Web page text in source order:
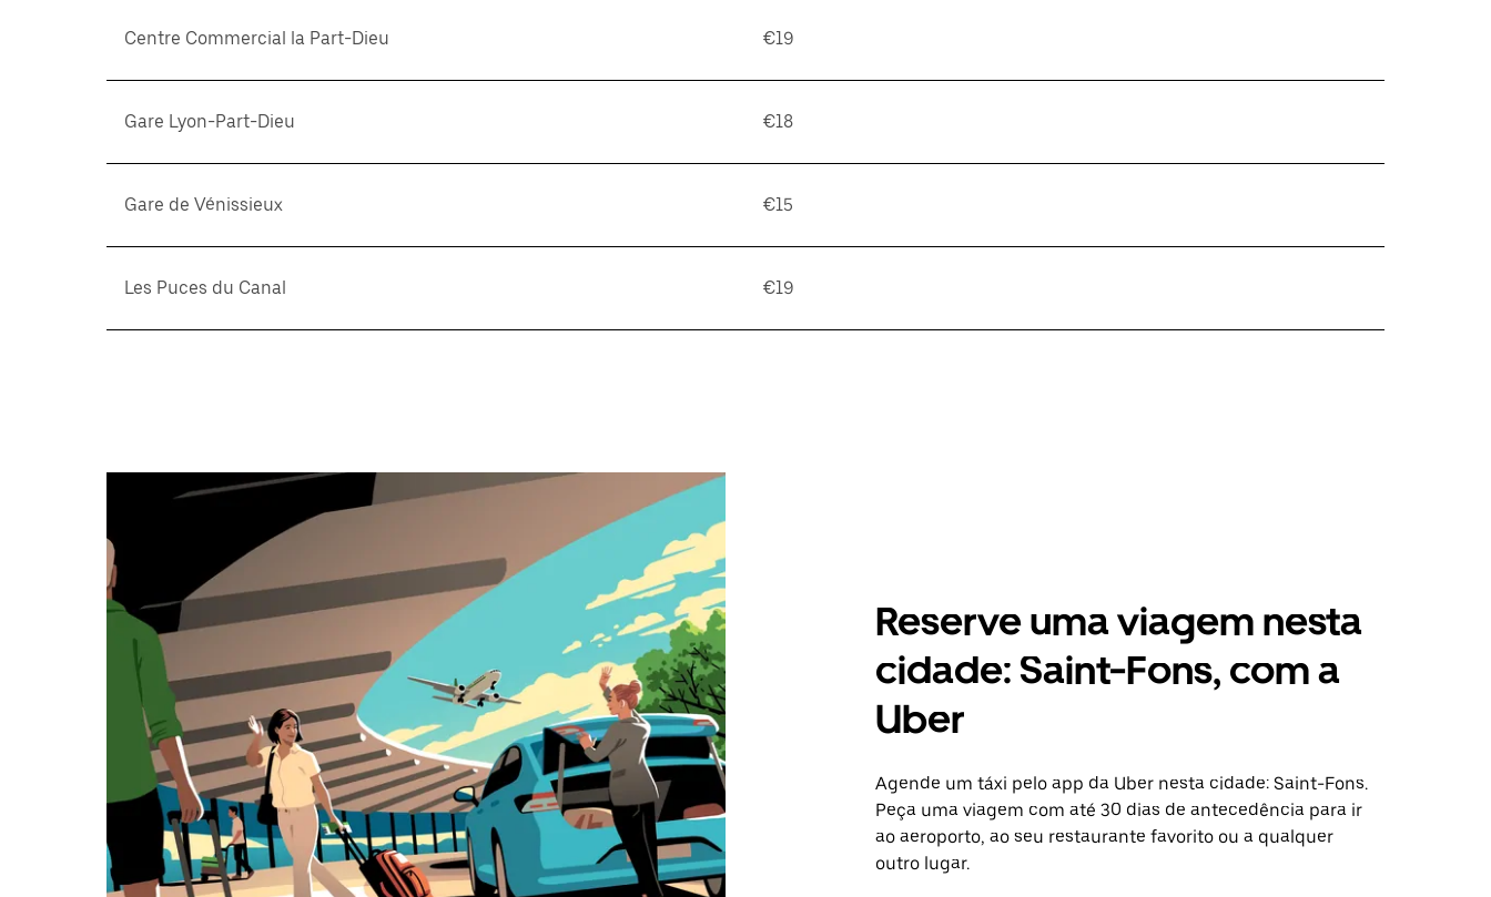
Centre Commercial la Part-Dieu €19
Gare Lyon-Part-Dieu €18
Gare de Vénissieux €15
Les Puces du Canal €19
Reserve uma viagem nesta
cidade: Saint-Fons, com a
Uber
Agende um táxi pelo app da Uber nesta cidade: Saint-Fons.
Peça uma viagem com até 30 dias de antecedência para ir
ao aeroporto, ao seu restaurante favorito ou a qualquer
outro lugar.